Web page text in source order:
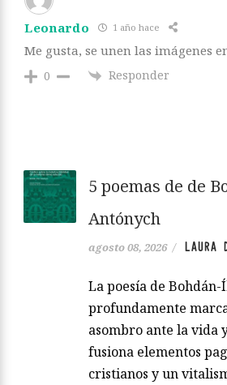
Leonardo 1 año hace
Me gusta, se unen las imágenes
0 Responder
5 poemas de de
Antónych
agosto 08, 2026 / LAURA
La poesía de
profundamente
asombro ante la vida
fusiona elementos
cristianos y un